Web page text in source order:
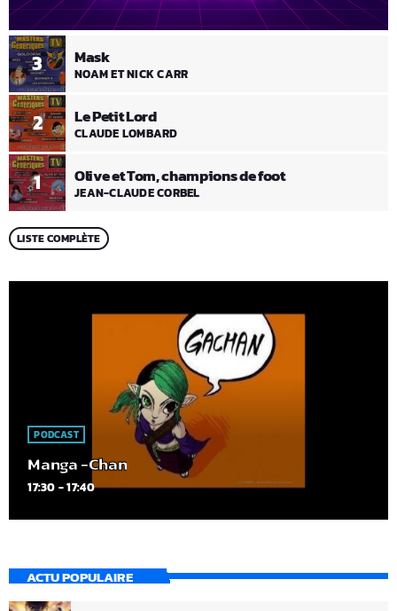
1 Olive et Tom, champions de foot
JEAN-CLAUDE CORBEL
2 Le Petit Lord
CLAUDE LOMBARD
3 Mask
NOAM ET NICK CARR
LISTE COMPLÈTE
PODCAST
Manga -Chan
17:30 - 17:40
ACTU POPULAIRE